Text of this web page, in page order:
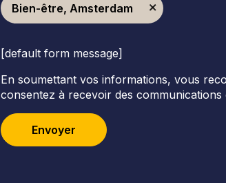
Bien-être, Amsterdam
[default form message]
En soumettant vos informations, vous
consentez à recevoir des
Envoyer